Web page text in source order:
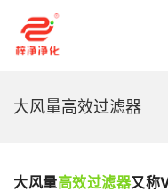
大风量高效过滤器
大风量高效过滤器又称